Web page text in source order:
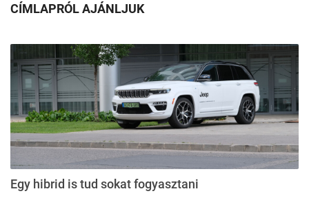
CÍMLAPRÓL AJÁNLJUK
Egy hibrid is tud sokat fogyasztani